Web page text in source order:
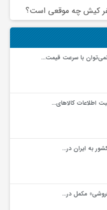
کیش چه موقعی است؟
با سرعت قیمت…
مکمل در…